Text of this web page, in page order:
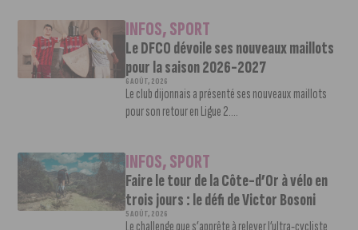
INFOS,SPORT
Le DFCO dévoile ses nouveaux maillots
pour la saison 2026-2027
6 AOÛT, 2026
Le club dijonnais a présenté ses nouveaux maillots
pour son retour en Ligue 2....
INFOS,SPORT
Faire le tour de la Côte-d’Or à vélo en
trois jours : le défi de Victor Bosoni
5 AOÛT, 2026
Le challenge que s’apprête à relever l’ultra-cycliste